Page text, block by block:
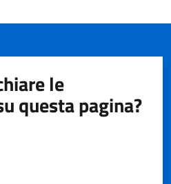
le
questa pagina?